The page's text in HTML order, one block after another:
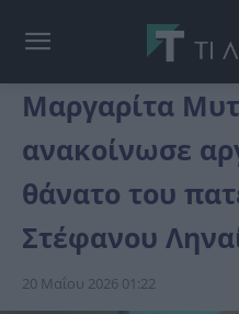
Μαργαρίτα
ανακοίνωσε
θάνατο του
Στέφανου
20 Μαΐου 2026 01:22